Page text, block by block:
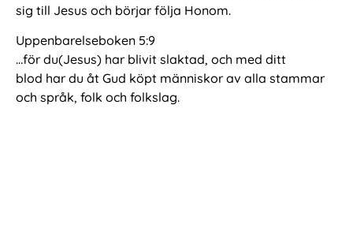
sig till Jesus och börjar följa Honom.
Uppenbarelseboken 5:9
…för du(Jesus) har blivit slaktad, och med ditt
blod har du åt Gud köpt människor av alla stammar
och språk, folk och folkslag.